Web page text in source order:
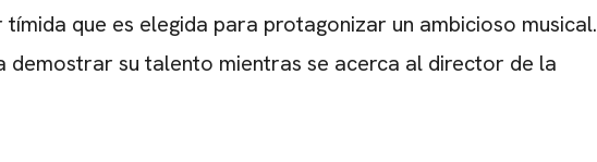
tímida que es elegida para protagonizar un ambicioso musical.
demostrar su talento mientras se acerca al director de la